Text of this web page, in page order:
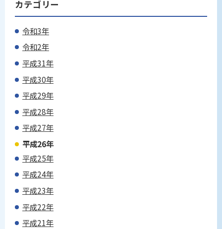
カテゴリー
令和3年
令和2年
平成31年
平成30年
平成29年
平成28年
平成27年
平成26年
平成25年
平成24年
平成23年
平成22年
平成21年